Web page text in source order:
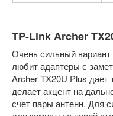
TP-Link Archer
Очень сильный вариант
любит адаптеры с
Archer TX20U Plus дает
делает акцент на
счет пары антенн. Для